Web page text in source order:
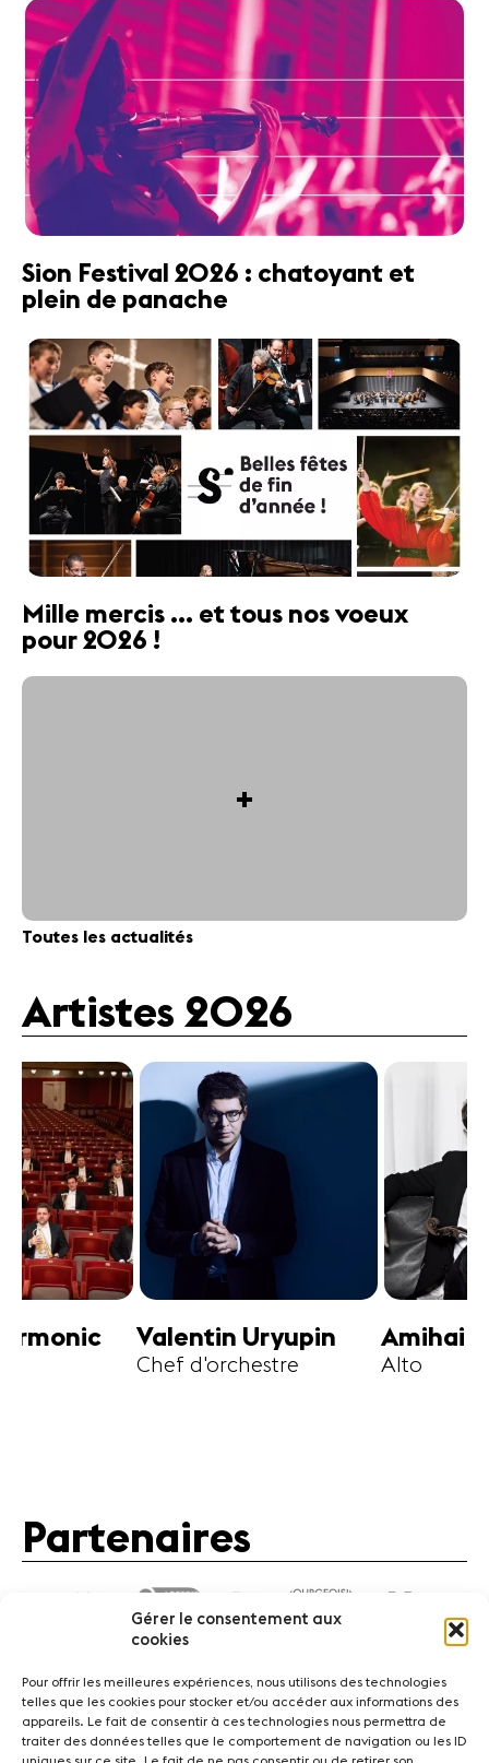
Gérer le consentement aux
cookies
Pour offrir les meilleures expériences, nous utilisons des technologies
telles que les cookies pour stocker et/ou accéder aux informations des
appareils. Le fait de consentir à ces technologies nous permettra de
traiter des données telles que le comportement de navigation ou les ID
Sion Festival 2026 : chatoyant et
plein de panache
Mille mercis ... et tous nos voeux
pour 2026 !
+
Toutes les actualités
Artistes 2026
Valentin Uryupin
Chef d'orchestre
Amihai
Alto
Partenaires
ActualitésConcerts Bénévoles Médiation